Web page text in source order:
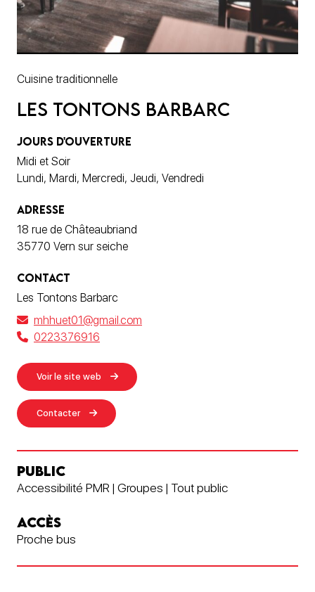
Cuisine traditionnelle
Les Tontons Barbarc
JOURS D'OUVERTURE
Midi et Soir
Lundi, Mardi, Mercredi, Jeudi, Vendredi
ADRESSE
18 rue de Châteaubriand
35770 Vern sur seiche
CONTACT
Les Tontons Barbarc
mhhuet01@gmail.com
0223376916
Voir le site web
Contacter
PUBLIC
Accessibilité PMR | Groupes | Tout public
ACCÈS
Proche bus